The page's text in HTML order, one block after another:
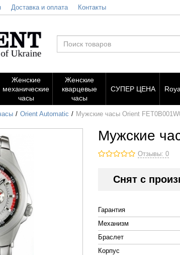
Доставка и оплата Контакты
Женские
механические
часы
Женские
кварцевые
часы
СУПЕР ЦЕНА
Orient Automatic Мужские часы Orient
Мужские
Отзывы: 0
Снят с
Гарантия
Механизм
Браслет
Корпус